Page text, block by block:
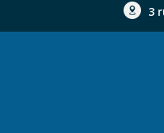
3